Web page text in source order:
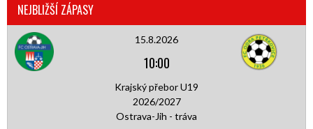
NEJBLIŽŠÍ ZÁPASY
15.8.2026
10:00
Krajský přebor U19
2026/2027
Ostrava-Jih - tráva